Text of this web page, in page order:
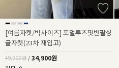
[여름자켓/빅사이즈] 포멀루즈핏반팔싱
글자켓(23차 재입고)
49,900원 / 34,900원